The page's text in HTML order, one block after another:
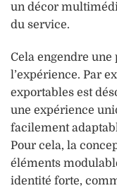
un décor
du service.
Cela engendre une
l’expérience. Par
exportables est
une expérience
facilement
Pour cela, la
éléments
identité forte,